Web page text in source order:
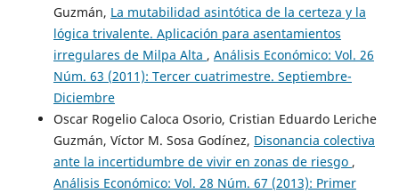
Guzmán, La mutabilidad asintótica de la certeza y la
lógica trivalente. Aplicación para asentamientos
irregulares de Milpa Alta , Análisis Económico: Vol. 26
Núm. 63 (2011): Tercer cuatrimestre. Septiembre-
Diciembre
Oscar Rogelio Caloca Osorio, Cristian Eduardo Leriche
Guzmán, Víctor M. Sosa Godínez, Disonancia colectiva
ante la incertidumbre de vivir en zonas de riesgo ,
Análisis Económico: Vol. 28 Núm. 67 (2013): Primer